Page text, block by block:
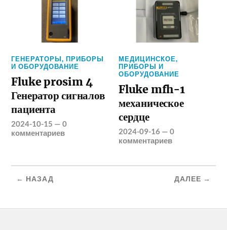
ГЕНЕРАТОРЫ,ПРИБОРЫ
И ОБОРУДОВАНИЕ
Fluke prosim 4
Генератор сигналов
пациента
2024-10-15 —0
комментариев
МЕДИЦИНСКОЕ,
ПРИБОРЫ И
ОБОРУДОВАНИЕ
Fluke mfh-1
механическое
сердце
2024-09-16 —0
комментариев
← НАЗАД ДАЛЕЕ →